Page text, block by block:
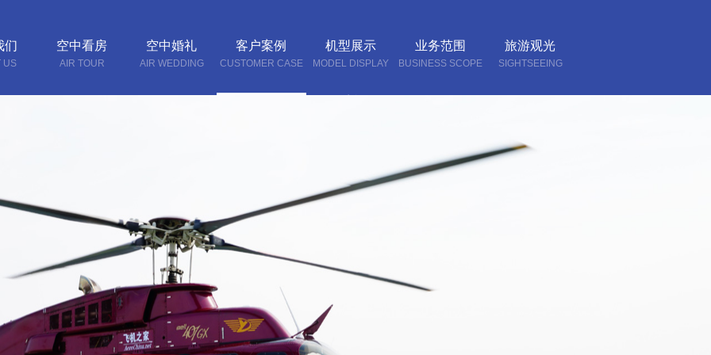
们
US
空中看房
AIR TOUR
空中婚礼
AIR WEDDING
客户案例
CUSTOMER CASE
机型展示
MODEL DISPLAY
业务范围
BUSINESS SCOPE
旅游观光
SIGHTSEEING